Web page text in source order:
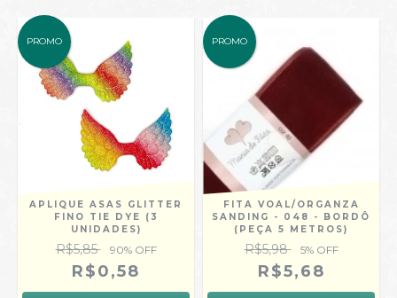
PROMO
APLIQUE ASAS GLITTER
FINO TIE DYE (3
UNIDADES)
R$5,85 90% OFF
R$0,58
PROMO
FITA VOAL/ORGANZA
SANDING - 048 - BORDÔ
(PEÇA 5 METROS)
R$5,98 5% OFF
R$5,68